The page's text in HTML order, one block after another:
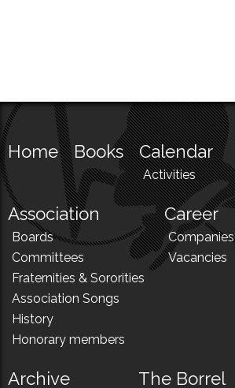
Home Books Calendar
Activities
Association
Boards
Committees
Fraternities & Sororities
Association Songs
History
Honorary members
Career
Companies
Vacancies
Archive The Borrel